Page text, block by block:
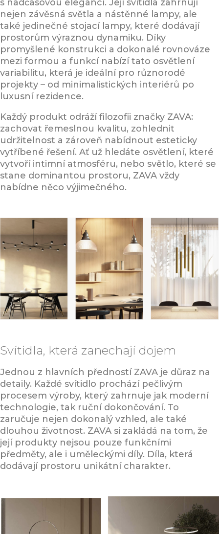
s nadčasovou elegancí. Její svítidla zahrnují
nejen závěsná světla a nástěnné lampy, ale
také jedinečné stojací lampy, které dodávají
prostorům výraznou dynamiku. Díky
promyšlené konstrukci a dokonalé rovnováze
mezi formou a funkcí nabízí tato osvětlení
variabilitu, která je ideální pro různorodé
projekty – od minimalistických interiérů po
luxusní rezidence.
Každý produkt odráží filozofii značky ZAVA:
zachovat řemeslnou kvalitu, zohlednit
udržitelnost a zároveň nabídnout esteticky
vytříbené řešení. Ať už hledáte osvětlení, které
vytvoří intimní atmosféru, nebo světlo, které se
stane dominantou prostoru, ZAVA vždy
nabídne něco výjimečného.
Svítidla, která zanechají dojem
Jednou z hlavních předností ZAVA je důraz na
detaily. Každé svítidlo prochází pečlivým
procesem výroby, který zahrnuje jak moderní
technologie, tak ruční dokončování. To
zaručuje nejen dokonalý vzhled, ale také
dlouhou životnost. ZAVA si zakládá na tom, že
její produkty nejsou pouze funkčními
předměty, ale i uměleckými díly. Díla, která
dodávají prostoru unikátní charakter.